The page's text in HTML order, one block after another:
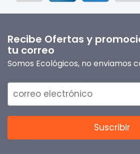
Recibe Ofertas y
tu correo
Somos Ecológicos, no enviamos